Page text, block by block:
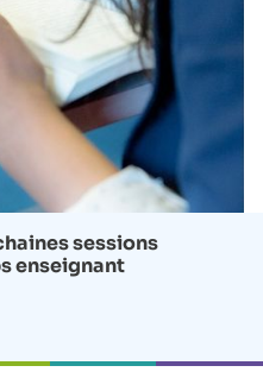
sessions
enseignant